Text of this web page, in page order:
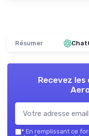
Résumer
Recevez
* En remplissant ce